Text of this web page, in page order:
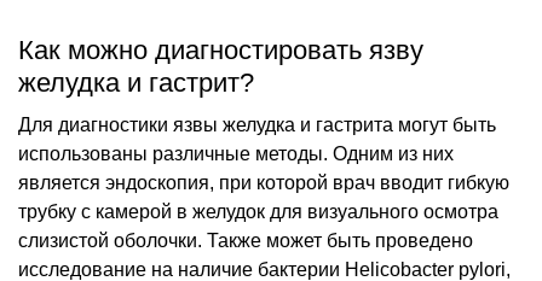
Как можно диагностировать язву
желудка и гастрит?
Для диагностики язвы желудка и гастрита могут быть
использованы различные методы. Одним из них
является эндоскопия, при которой врач вводит гибкую
трубку с камерой в желудок для визуального осмотра
слизистой оболочки. Также может быть проведено
исследование на наличие бактерии Helicobacter pylori,